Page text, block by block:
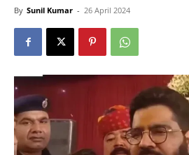
By Sunil Kumar - 26 April 2024